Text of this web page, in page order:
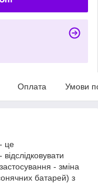
Оплата Умови
- це
- зміна
батарей) з